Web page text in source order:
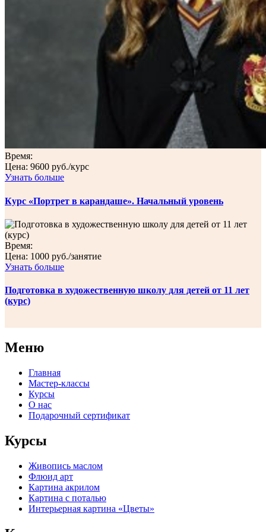
Время:
Цена: 9600 руб./курс
Узнать больше
Курс «Портрет в карандаше». Начальный уровень
Время:
Цена: 1000 руб./занятие
Узнать больше
Подготовка в художественную школу для детей от 11 лет
(курс)
Меню
Главная
Мастер-классы
Курсы
О нас
Подарочный сертификат
Курсы
Живопись маслом
Флюид арт
Картина акрилом
Картина с поталью
Интерьерная картина «Цветы»